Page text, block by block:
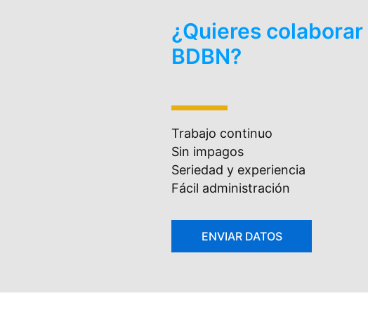
¿Quieres colaborar
BDBN?
Trabajo continuo
Sin impagos
Seriedad y experiencia
Fácil administración